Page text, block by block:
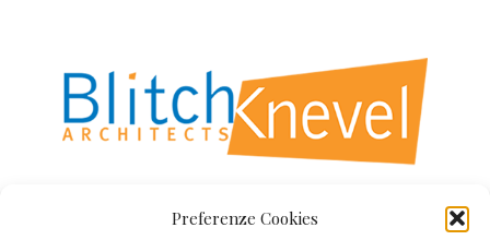
Preferenze Cookies